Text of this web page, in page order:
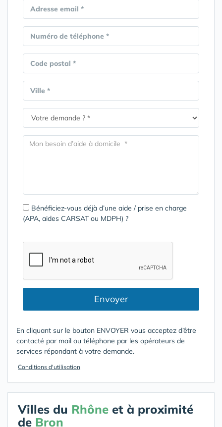
Adresse email *
Numéro de téléphone *
Code postal *
Ville *
Bénéficiez-vous déjà d’une aide / prise en charge
(APA, aides CARSAT ou MDPH) ?
Envoyer
En cliquant sur le bouton ENVOYER vous acceptez d’être
contacté par mail ou téléphone par les opérateurs de
services répondant à votre demande.
Conditions d'utilisation
Villes du Rhône et à proximité
de Bron